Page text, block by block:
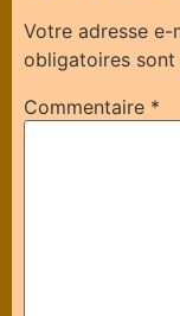
Votre adresse e-
obligatoires sont
Commentaire *